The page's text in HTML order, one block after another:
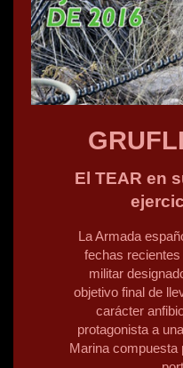
El TEAR en
La Armada
fechas
militar
objetivo final de
carácter
protagonista a
Marina compuesta